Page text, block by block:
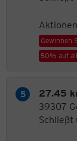
Gewinnen
50% auf
27.45
39307
Schließt